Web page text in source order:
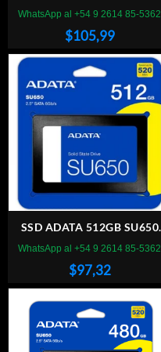
SATA WAVE
$105,99
WhatsApp al +54 9 2614 85-5362
SSD ADATA 512GB SU650
SATA
$97,32
WhatsApp al +54 9 2614 85-5362